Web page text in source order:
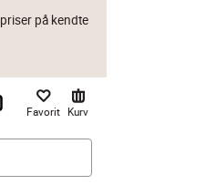
på kendte
Favorit Kurv